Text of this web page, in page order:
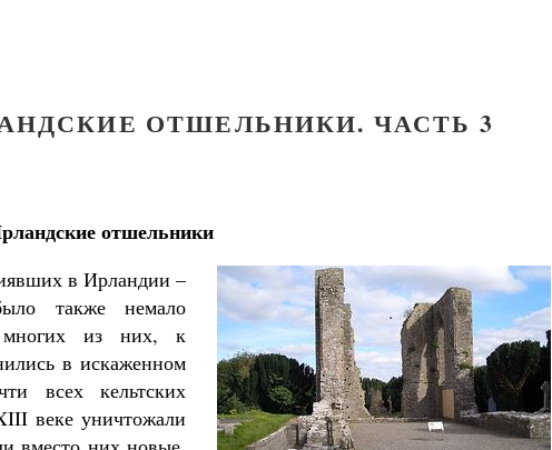
ОТШЕЛЬНИКИ. ЧАСТЬ 3
отшельники
в Ирландии –
также немало
многих из них, к
в искаженном
всех кельтских
веке уничтожали